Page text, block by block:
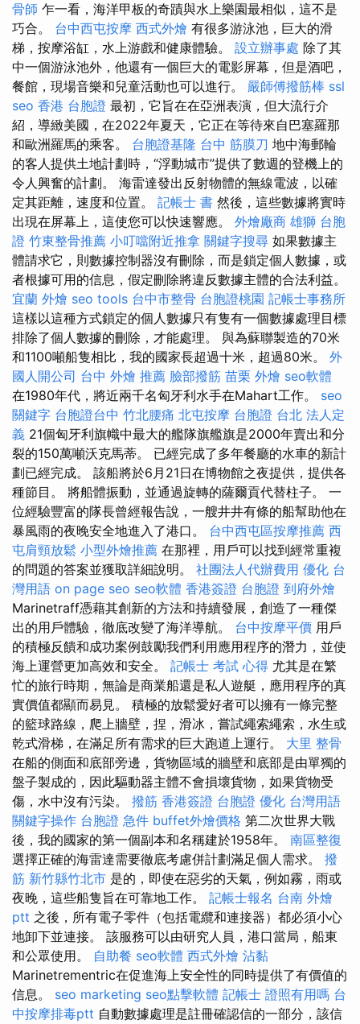
骨師 乍一看，海洋甲板的奇蹟與水上樂園最相似，這不是
巧合。 台中西屯按摩 西式外燴 有很多游泳池，巨大的滑
梯，按摩浴缸，水上游戲和健康體驗。 設立辦事處 除了其
中一個游泳池外，他還有一個巨大的電影屏幕，但是酒吧，
餐館，現場音樂和兒童活動也可以進行。 嚴師傅撥筋棒 ssl
seo 香港 台胞證 最初，它旨在在亞洲表演，但大流行介
紹，導緻美國，在2022年夏天，它正在等待來自巴塞羅那
和歐洲羅馬的乘客。 台胞證基隆 台中 筋膜刀 地中海郵輪
的客人提供土地計劃時，“浮動城市”提供了數週的登機上的
令人興奮的計劃。 海雷達發出反射物體的無線電波，以確
定其距離，速度和位置。 記帳士 書 然後，這些數據將實時
出現在屏幕上，這使您可以快速響應。 外燴廠商 雄獅 台胞
證 竹東整骨推薦 小叮噹附近推拿 關鍵字搜尋 如果數據主
體請求它，則數據控制器沒有刪除，而是鎖定個人數據，或
者根據可用的信息，假定刪除將違反數據主體的合法利益。
宜蘭 外燴 seo tools 台中市整骨 台胞證桃園 記帳士事務所
這樣以這種方式鎖定的個人數據只有隻有一個數據處理目標
排除了個人數據的刪除，才能處理。 與為蘇聯製造的70米
和1100噸船隻相比，我的國家長超過十米，超過80米。 外
國人開公司 台中 外燴 推薦 臉部撥筋 苗栗 外燴 seo軟體
在1980年代，將近兩千名匈牙利水手在Mahart工作。 seo
關鍵字 台胞證台中 竹北腰痛 北屯按摩 台胞證 台北 法人定
義 21個匈牙利旗幟中最大的艦隊旗艦旗是2000年賣出和分
裂的150萬噸沃克馬蒂。 已經完成了多年餐廳的水車的新計
劃已經完成。 該船將於6月21日在博物館之夜提供，提供各
種節目。 將船體振動，並通過旋轉的薩爾貢代替柱子。 一
位經驗豐富的隊長曾經報告說，一艘井井有條的船幫助他在
暴風雨的夜晚安全地進入了港口。 台中西屯區按摩推薦 西
屯肩頸放鬆 小型外燴推薦 在那裡，用戶可以找到經常重複
的問題的答案並獲取詳細說明。 社團法人代辦費用 優化 台
灣用語 on page seo seo軟體 香港簽證 台胞證 到府外燴
Marinetraff憑藉其創新的方法和持續發展，創造了一種傑
出的用戶體驗，徹底改變了海洋導航。 台中按摩平價 用戶
的積極反饋和成功案例鼓勵我們利用應用程序的潛力，並使
海上運營更加高效和安全。 記帳士 考試 心得 尤其是在繁
忙的旅行時期，無論是商業船還是私人遊艇，應用程序的真
實價值都顯而易見。 積極的放鬆愛好者可以擁有一條完整
的籃球路線，爬上牆壁，捏，滑冰，嘗試繩索繩索，水生或
乾式滑梯，在滿足所有需求的巨大跑道上運行。 大里 整骨
在船的側面和底部旁邊，貨物區域的牆壁和底部是由單獨的
盤子製成的，因此驅動器主體不會損壞貨物，如果貨物受
傷，水中沒有污染。 撥筋 香港簽證 台胞證 優化 台灣用語
關鍵字操作 台胞證 急件 buffet外燴價格 第二次世界大戰
後，我的國家的第一個副本和名稱建於1958年。 南區整復
選擇正確的海雷達需要徹底考慮併計劃滿足個人需求。 撥
筋 新竹縣竹北市 是的，即使在惡劣的天氣，例如霧，雨或
夜晚，這些船隻旨在可靠地工作。 記帳士報名 台南 外燴
ptt 之後，所有電子零件（包括電纜和連接器）都必須小心
地卸下並連接。 該服務可以由研究人員，港口當局，船東
和公眾使用。 自助餐 seo軟體 西式外燴 沾黏
Marinetrementric在促進海上安全性的同時提供了有價值的
信息。 seo marketing seo點擊軟體 記帳士 證照有用嗎 台
中按摩排毒ptt 自動數據處理是註冊確認信的一部分，該信